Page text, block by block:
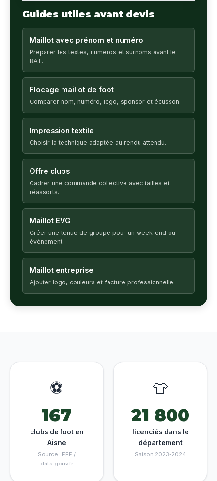
Guides utiles avant devis
Maillot avec prénom et numéro
Préparer les textes, numéros et surnoms avant le
BAT.
Flocage maillot de foot
Comparer nom, numéro, logo, sponsor et écusson.
Impression textile
Choisir la technique adaptée au rendu attendu.
Offre clubs
Cadrer une commande collective avec tailles et
réassorts.
Maillot EVG
Créer une tenue de groupe pour un week-end ou
événement.
Maillot entreprise
Ajouter logo, couleurs et facture professionnelle.
⚽
167
clubs de foot en
Aisne
Source : FFF /
data.gouv.fr
👕
21 800
licenciés dans le
département
Saison 2023-2024